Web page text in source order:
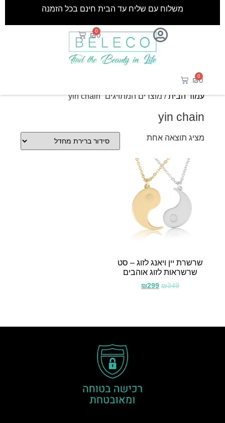
₪0
0
משלוח עם שליח עד הבית חינם בכל הזמנה
₪0
0
עמוד הבית/ מוצרים המתויגים “yin chain”
yin chain
מציג תוצאה אחת
שרשרת יין ויאנג לזוג – סט
שרשראות לזוג אוהבים
₪349
₪299